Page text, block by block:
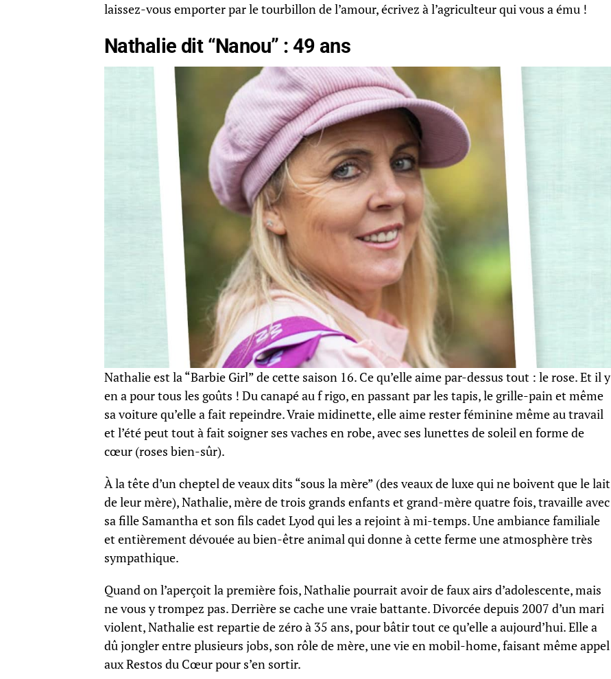
laissez-vous emporter par le tourbillon de l’amour, écrivez à l’agriculteur qui vous a ému !
Nathalie dit “Nanou” : 49 ans
Nathalie est la “Barbie Girl” de cette saison 16. Ce qu’elle aime par-dessus tout : le rose. Et il y
en a pour tous les goûts ! Du canapé au f rigo, en passant par les tapis, le grille-pain et même
sa voiture qu’elle a fait repeindre. Vraie midinette, elle aime rester féminine même au travail
et l’été peut tout à fait soigner ses vaches en robe, avec ses lunettes de soleil en forme de
cœur (roses bien-sûr).
À la tête d’un cheptel de veaux dits “sous la mère” (des veaux de luxe qui ne boivent que le lait
de leur mère), Nathalie, mère de trois grands enfants et grand-mère quatre fois, travaille avec
sa fille Samantha et son fils cadet Lyod qui les a rejoint à mi-temps. Une ambiance familiale
et entièrement dévouée au bien-être animal qui donne à cette ferme une atmosphère très
sympathique.
Quand on l’aperçoit la première fois, Nathalie pourrait avoir de faux airs d’adolescente, mais
ne vous y trompez pas. Derrière se cache une vraie battante. Divorcée depuis 2007 d’un mari
violent, Nathalie est repartie de zéro à 35 ans, pour bâtir tout ce qu’elle a aujourd’hui. Elle a
dû jongler entre plusieurs jobs, son rôle de mère, une vie en mobil-home, faisant même appel
aux Restos du Cœur pour s’en sortir.